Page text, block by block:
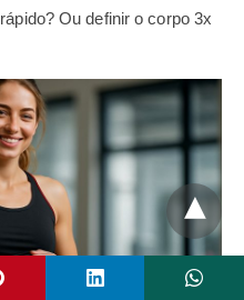
Ou definir o corpo 3x